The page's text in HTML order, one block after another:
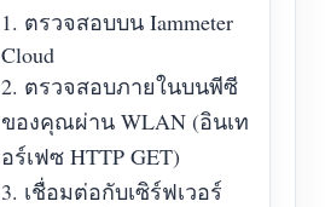
1. ตรวจสอบบน Iammeter
Cloud
2. ตรวจสอบภายในบนพีซี
ของคุณผ่าน WLAN (อินเท
อร์เฟซ HTTP GET)
3. เชื่อมต่อกับเซิร์ฟเวอร์